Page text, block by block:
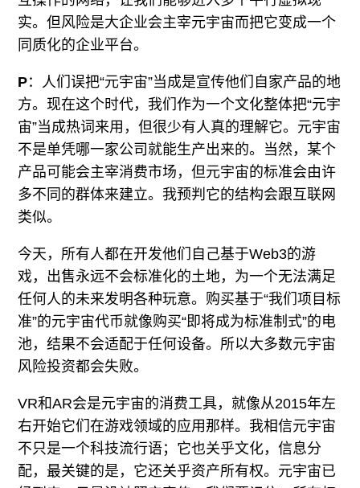
实。但风险是大企业会主宰元宇宙而把它变成一个
同质化的企业平台。
P：人们误把“元宇宙”当成是宣传他们自家产品的地
方。现在这个时代，我们作为一个文化整体把“元宇
宙”当成热词来用，但很少有人真的理解它。元宇宙
不是单凭哪一家公司就能生产出来的。当然，某个
产品可能会主宰消费市场，但元宇宙的标准会由许
多不同的群体来建立。我预判它的结构会跟互联网
类似。
今天，所有人都在开发他们自己基于Web3的游
戏，出售永远不会标准化的土地，为一个无法满足
任何人的未来发明各种玩意。购买基于“我们项目标
准”的元宇宙代币就像购买“即将成为标准制式”的电
池，结果不会适配于任何设备。所以大多数元宇宙
风险投资都会失败。
VR和AR会是元宇宙的消费工具，就像从2015年左
右开始它们在游戏领域的应用那样。我相信元宇宙
不只是一个科技流行语；它也关乎文化，信息分
配，最关键的是，它还关乎资产所有权。元宇宙已